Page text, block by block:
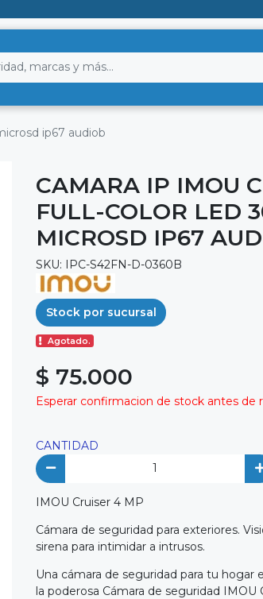
ip67 audiob
CAMARA IP IMOU
FULL-COLOR LED
MICROSD IP67
SKU: IPC-S42FN-D-0360B
Stock por sucursal
Agotado.
$ 75.000
Esperar confirmacion de stock antes de
CANTIDAD
IMOU Cruiser 4 MP
Cámara de seguridad para exteriores.
sirena para intimidar a intrusos.
Una cámara de seguridad para tu hogar
la poderosa Cámara de seguridad